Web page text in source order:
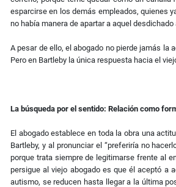
esparcirse en los demás empleados, quienes
no había manera de apartar a aquel
A pesar de ello, el abogado no pierde jamás la
Pero en Bartleby la única respuesta hacia el
La búsqueda por el sentido: Relación como
El abogado establece en toda la obra una
Bartleby, y al pronunciar el “preferiría no
porque trata siempre de legitimarse frente al
persigue al viejo abogado es que él aceptó a
autismo, se reducen hasta llegar a la última